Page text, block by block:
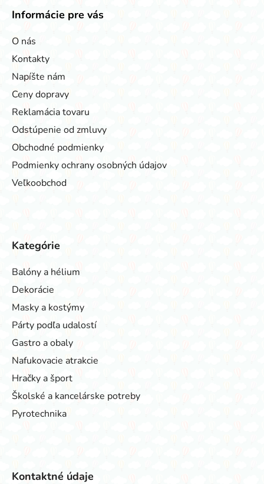
Informácie pre vás
O nás
Kontakty
Napíšte nám
Ceny dopravy
Reklamácia tovaru
Odstúpenie od zmluvy
Obchodné podmienky
Podmienky ochrany osobných údajov
Veľkoobchod
Kategórie
Balóny a hélium
Dekorácie
Masky a kostýmy
Párty podľa udalostí
Gastro a obaly
Nafukovacie atrakcie
Hračky a šport
Školské a kancelárske potreby
Pyrotechnika
Kontaktné údaje